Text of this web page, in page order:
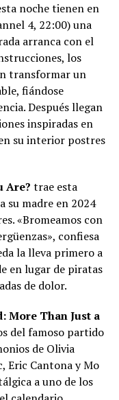
noche tienen en
4, 22:00) una
arranca con el
los
transformar un
fiándose
Después llegan
inspiradas en
su interior postres
Are? trae esta
su madre en 2024
«Bromeamos con
confiesa
la lleva primero a
en lugar de piratas
de dolor.
More Than Just a
del famoso partido
de Olivia
Eric Cantona y Mo
a uno de los